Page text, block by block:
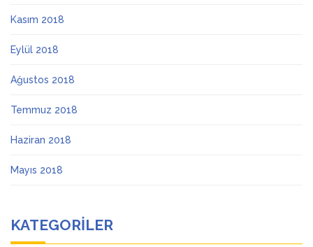
Kasım 2018
Eylül 2018
Ağustos 2018
Temmuz 2018
Haziran 2018
Mayıs 2018
KATEGORILER